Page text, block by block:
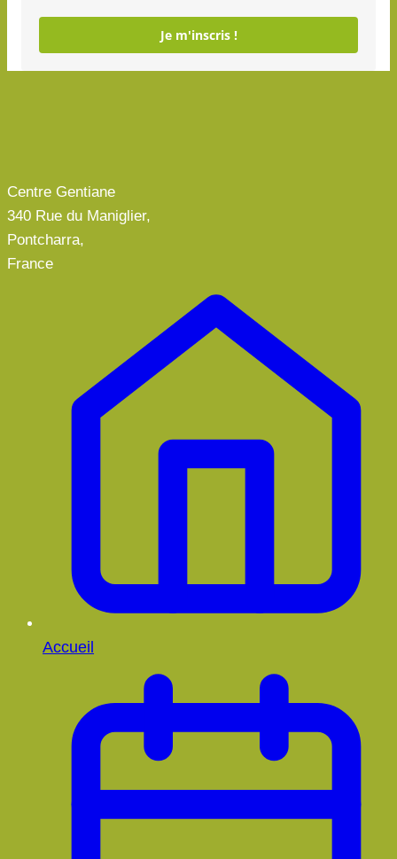
Je m'inscris !
Centre Gentiane
340 Rue du Maniglier,
Pontcharra,
France
Accueil